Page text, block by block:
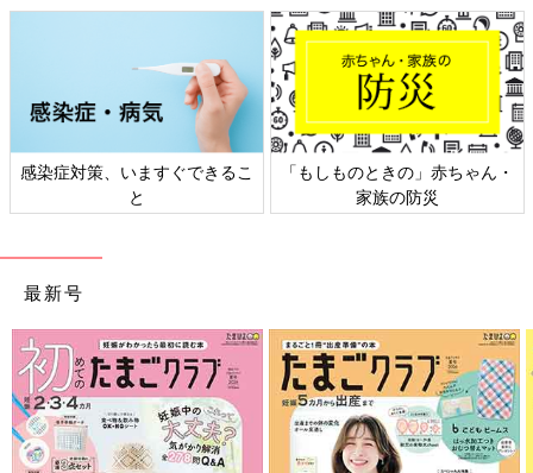
感染症対策、いますぐできるこ
と
「もしものときの」赤ちゃん・
家族の防災
最新号